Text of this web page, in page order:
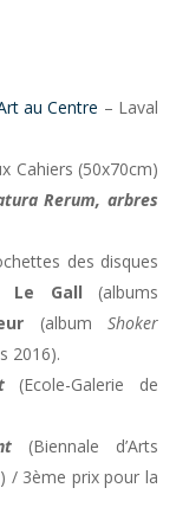
au Centre – Laval
Cahiers (50x70cm)
Rerum, arbres
des disques
Le Gall (albums
(albumShoker
2016).
(Ecole-Galerie de
(Biennale d’Arts
/ 3ème prix pour la